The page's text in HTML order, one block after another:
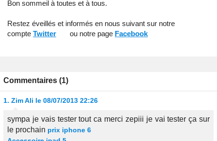
Bon sommeil à toutes et à tous.
Restez éveillés et informés en nous suivant sur notre
compte Twitter ou notre page Facebook
Commentaires (1)
1. Zim Ali le 08/07/2013 22:26
sympa je vais tester tout ca merci zepiii je vai tester ça sur
le prochain prix iphone 6